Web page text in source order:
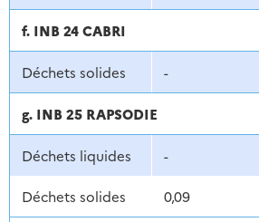
f. INB 24 CABRI
Déchets solides -
g. INB 25 RAPSODIE
Déchets liquides -
Déchets solides 0,09